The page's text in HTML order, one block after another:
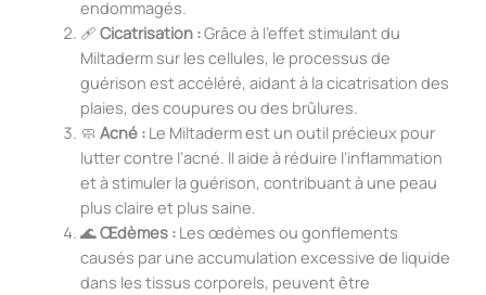
endommagés.
🩹 Cicatrisation :Grâce à l’effet stimulant du
Miltaderm sur les cellules, le processus de
guérison est accéléré, aidant à la cicatrisation des
plaies, des coupures ou des brûlures.
🧼 Acné :Le Miltaderm est un outil précieux pour
lutter contre l’acné. Il aide à réduire l’inflammation
et à stimuler la guérison, contribuant à une peau
plus claire et plus saine.
🌊Œdèmes :Les œdèmes ou gonflements
causés par une accumulation excessive de liquide
dans les tissus corporels, peuvent être